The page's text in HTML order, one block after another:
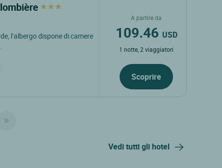
l’albergo dispone di camere
A partire da
109.46 USD
1 notte, 2 viaggiatori
Scoprire
Vedi tutti gli hotel